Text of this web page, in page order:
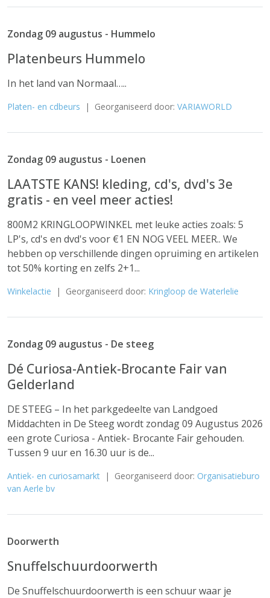
Zondag 09 augustus - Hummelo
Platenbeurs Hummelo
In het land van Normaal…..
Platen- en cdbeurs | Georganiseerd door: VARIAWORLD
Zondag 09 augustus - Loenen
LAATSTE KANS! kleding, cd's, dvd's 3e
gratis - en veel meer acties!
800M2 KRINGLOOPWINKEL met leuke acties zoals: 5
LP's, cd's en dvd's voor €1 EN NOG VEEL MEER.. We
hebben op verschillende dingen opruiming en artikelen
tot 50% korting en zelfs 2+1...
Winkelactie | Georganiseerd door: Kringloop de Waterlelie
Zondag 09 augustus - De steeg
Dé Curiosa-Antiek-Brocante Fair van
Gelderland
DE STEEG – In het parkgedeelte van Landgoed
Middachten in De Steeg wordt zondag 09 Augustus 2026
een grote Curiosa - Antiek- Brocante Fair gehouden.
Tussen 9 uur en 16.30 uur is de...
Antiek- en curiosamarkt | Georganiseerd door: Organisatieburo
van Aerle bv
Doorwerth
Snuffelschuurdoorwerth
De Snuffelschuurdoorwerth is een schuur waar je